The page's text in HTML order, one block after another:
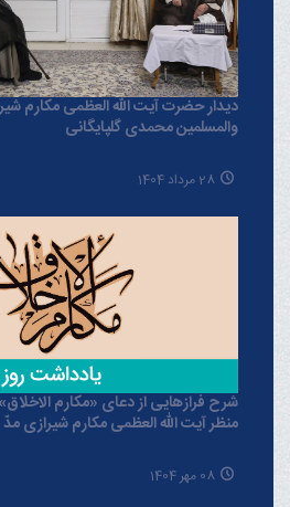
دیدار حضرت آیت الله العظمی مکارم
والمسلمین محمدی گلپایگانی
28 مرداد 1404
شرح فرازهایی از دعای «مکارم
منظر آیت الله العظمی مکارم شیرازی مدّ
08 مهر 1404